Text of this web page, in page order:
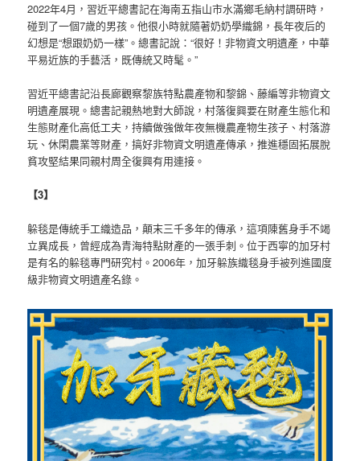
2022年4月，習近平總書記在海南五指山市水滿鄉毛納村調研時，
碰到了一個7歲的男孩。他很小時就隨著奶奶學織錦，長年夜后的
幻想是“想跟奶奶一樣”。總書記說：“很好！非物資文明遺產，中華
平易近族的手藝活，既傳統又時髦。”
習近平總書記沿長廊觀察黎族特點農產物和黎錦、藤編等非物資文
明遺產展現。總書記親熱地對大師說，村落復興要在財產生態化和
生態財產化高低工夫，持續做強做年夜無機農產物生孩子、村落游
玩、休閑農業等財產，搞好非物資文明遺產傳承，推進穩固拓展脫
貧攻堅結果同親村周全復興有用連接。
【3】
躲毯是傳統手工織造品，顛末三千多年的傳承，這項陳舊身手不竭
立異成長，曾經成為青海特點財產的一張手刺。位于西寧的加牙村
是有名的躲毯專門研究村。2006年，加牙躲族織毯身手被列進國度
級非物資文明遺產名錄。